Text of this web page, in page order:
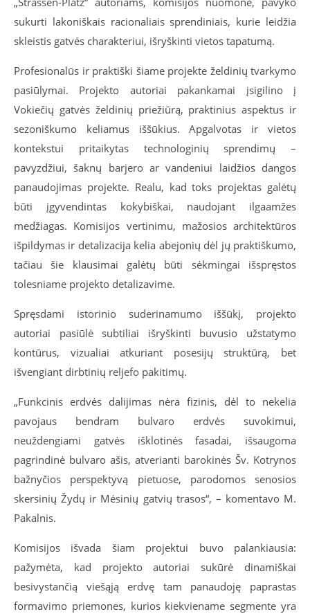
sukurti lakoniškais racionaliais sprendiniais, kurie leidžia
skleistis gatvės charakteriui, išryškinti vietos tapatumą.
Profesionalūs ir praktiški šiame projekte želdinių tvarkymo
pasiūlymai. Projekto autoriai pakankamai įsigilino į
Vokiečių gatvės želdinių priežiūrą, praktinius aspektus ir
sezoniškumo keliamus iššūkius. Apgalvotas ir vietos
kontekstui pritaikytas technologinių sprendimų –
pavyzdžiui, šaknų barjero ar vandeniui laidžios dangos
panaudojimas projekte. Realu, kad toks projektas galėtų
būti įgyvendintas kokybiškai, naudojant ilgaamžes
medžiagas. Komisijos vertinimu, mažosios architektūros
išpildymas ir detalizacija kelia abejonių dėl jų praktiškumo,
tačiau šie klausimai galėtų būti sėkmingai išspręstos
tolesniame projekto detalizavime.
Spręsdami istorinio suderinamumo iššūkį, projekto
autoriai pasiūlė subtiliai išryškinti buvusio užstatymo
kontūrus, vizualiai atkuriant posesijų struktūrą, bet
išvengiant dirbtinių reljefo pakitimų.
„Funkcinis erdvės dalijimas nėra fizinis, dėl to nekelia
pavojaus bendram bulvaro erdvės suvokimui,
neuždengiami gatvės išklotinės fasadai, išsaugoma
pagrindinė bulvaro ašis, atverianti barokinės Šv. Kotrynos
bažnyčios perspektyvą pietuose, parodomos senosios
skersinių Žydų ir Mėsinių gatvių trasos“, – komentavo M.
Pakalnis.
Komisijos išvada šiam projektui buvo palankiausia:
pažymėta, kad projekto autoriai sukūrė dinamiškai
besivystančią viešąją erdvę tam panaudoję paprastas
formavimo priemones, kurios kiekviename segmente yra